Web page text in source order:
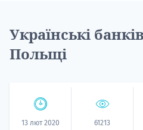
Українські
Польщі
13 лют 2020 61213